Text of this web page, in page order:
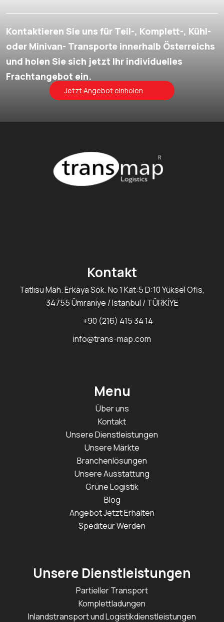
Kontaktieren Sie uns für Teil-, Komplett-, Kühl-
oder Minivan- Transporte innerhalb Österreichs
und holen Sie sich jetzt Ihr individuelles
Frachtangebot ein.
Jetzt Angebot einholen
Kontakt
Tatlısu Mah. Erkaya Sok. No 1 Kat:5 D:10 Yüksel Ofis,
34755 Ümraniye / Istanbul / TÜRKİYE
+90 (216) 415 34 14
info@trans-map.com
Menu
Über uns
Kontakt
Unsere Dienstleistungen
Unsere Märkte
Branchenlösungen
Unsere Ausstattung
Grüne Logistik
Blog
Angebot Jetzt Erhalten
Spediteur Werden
Unsere Dienstleistungen
Partieller Transport
Komplettladungen
Inlandstransport und Logistikdienstleistungen